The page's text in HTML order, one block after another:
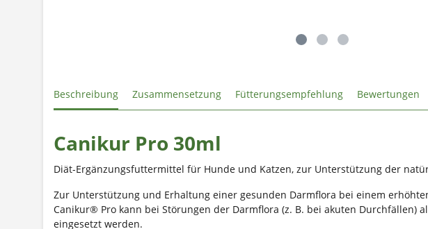
Beschreibung Zusammensetzung Fütterungsempfehlung Bewertungen
Canikur Pro 30ml
Diät-Ergänzungsfuttermittel für Hunde und Katzen, zur Unterstützung der
Zur Unterstützung und Erhaltung einer gesunden Darmflora bei einem
Canikur® Pro kann bei Störungen der Darmflora (z. B. bei akuten
eingesetzt werden.